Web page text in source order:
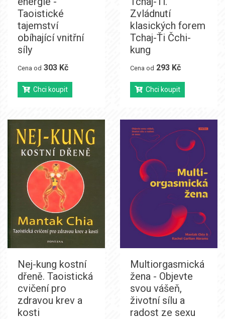
Taoistické
tajemství
obíhající vnitřní
síly
Cena od 303 Kč
Chci koupit
Zvládnutí
klasických forem
Tchaj-Ťi Čchi-
kung
Cena od 293 Kč
Chci koupit
Nej-kung kostní
dřeně. Taoistická
cvičení pro
zdravou krev a
kosti
Multiorgasmická
žena - Objevte
svou vášeň,
životní sílu a
radost ze sexu